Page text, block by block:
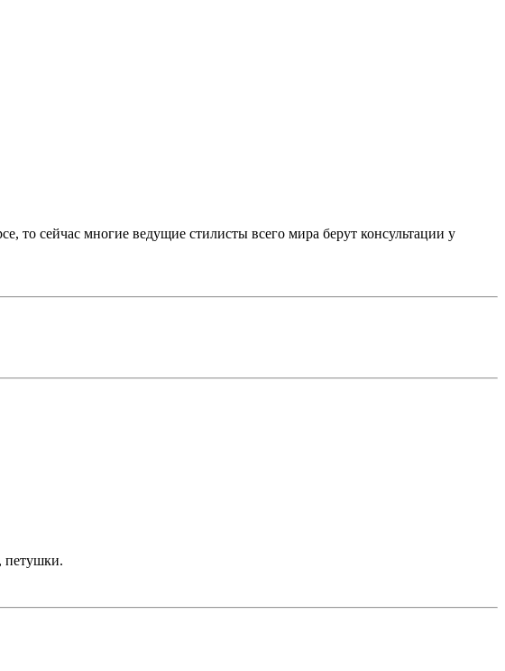
то сейчас многие ведущие стилисты всего мира берут консультации у
петушки.